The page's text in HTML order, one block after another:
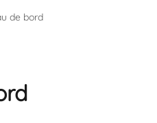
de bord